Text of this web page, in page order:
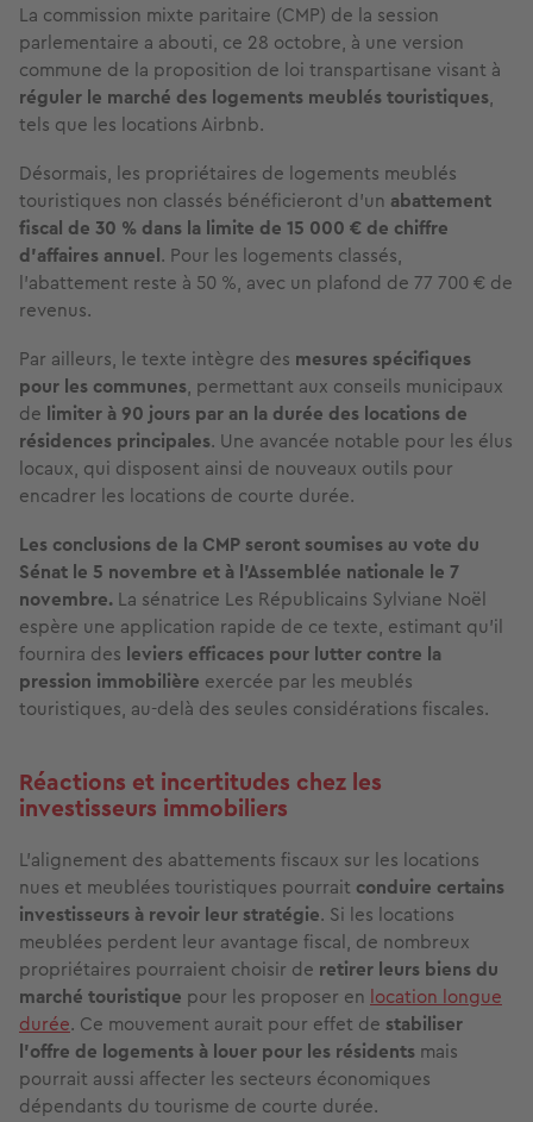
La commission mixte paritaire (CMP) de la session
parlementaire a abouti, ce 28 octobre, à une version
commune de la proposition de loi transpartisane visant à
réguler le marché des logements meublés touristiques,
tels que les locations Airbnb.
Désormais, les propriétaires de logements meublés
touristiques non classés bénéficieront d'un abattement
fiscal de 30 % dans la limite de 15 000 € de chiffre
d’affaires annuel. Pour les logements classés,
l’abattement reste à 50 %, avec un plafond de 77 700 € de
revenus.
Par ailleurs, le texte intègre des mesures spécifiques
pour les communes, permettant aux conseils municipaux
de limiter à 90 jours par an la durée des locations de
résidences principales. Une avancée notable pour les élus
locaux, qui disposent ainsi de nouveaux outils pour
encadrer les locations de courte durée.
Les conclusions de la CMP seront soumises au vote du
Sénat le 5 novembre et à l’Assemblée nationale le 7
novembre. La sénatrice Les Républicains Sylviane Noël
espère une application rapide de ce texte, estimant qu'il
fournira des leviers efficaces pour lutter contre la
pression immobilière exercée par les meublés
touristiques, au-delà des seules considérations fiscales.
Réactions et incertitudes chez les
investisseurs immobiliers
L’alignement des abattements fiscaux sur les locations
nues et meublées touristiques pourrait conduire certains
investisseurs à revoir leur stratégie. Si les locations
meublées perdent leur avantage fiscal, de nombreux
propriétaires pourraient choisir de retirer leurs biens du
marché touristique pour les proposer en location longue
durée. Ce mouvement aurait pour effet de stabiliser
l’offre de logements à louer pour les résidents mais
pourrait aussi affecter les secteurs économiques
dépendants du tourisme de courte durée.